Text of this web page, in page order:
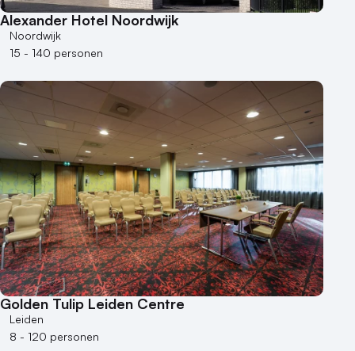
Theater
Varende locatie
Alexander Hotel Noordwijk
Noordwijk
15 - 140 personen
Golden Tulip Leiden Centre
Leiden
8 - 120 personen